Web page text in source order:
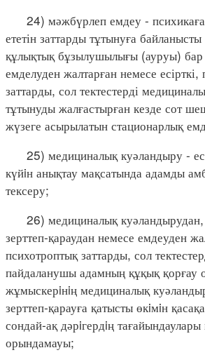
24) мәжбүрлеп емдеу - психикаға
ететін заттарды тұтынуға
құлықтық бұзылушылығы (ауруы)
емделуден жалтарған немесе
заттарды, сол тектестерді
тұтынуды жалғастырған кезде сот
жүзеге асырылатын стационарлық
25) медициналық куәландыру -
күйiн анықтау мақсатында адамды
тексеру;
26) медициналық куәландырудан,
зерттеп-қараудан немесе емдеуден
психотроптық заттарды, сол
пайдаланушы адамның құқық қорғау
жұмыскерiнiң медициналық
зерттеп-қарауға қатысты өкiмiн
сондай-ақ дәрiгердiң
орындамауы;